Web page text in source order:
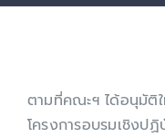
ตามที่คณะฯ ได้อนุมัติ
โครงการอบรมเชิงป